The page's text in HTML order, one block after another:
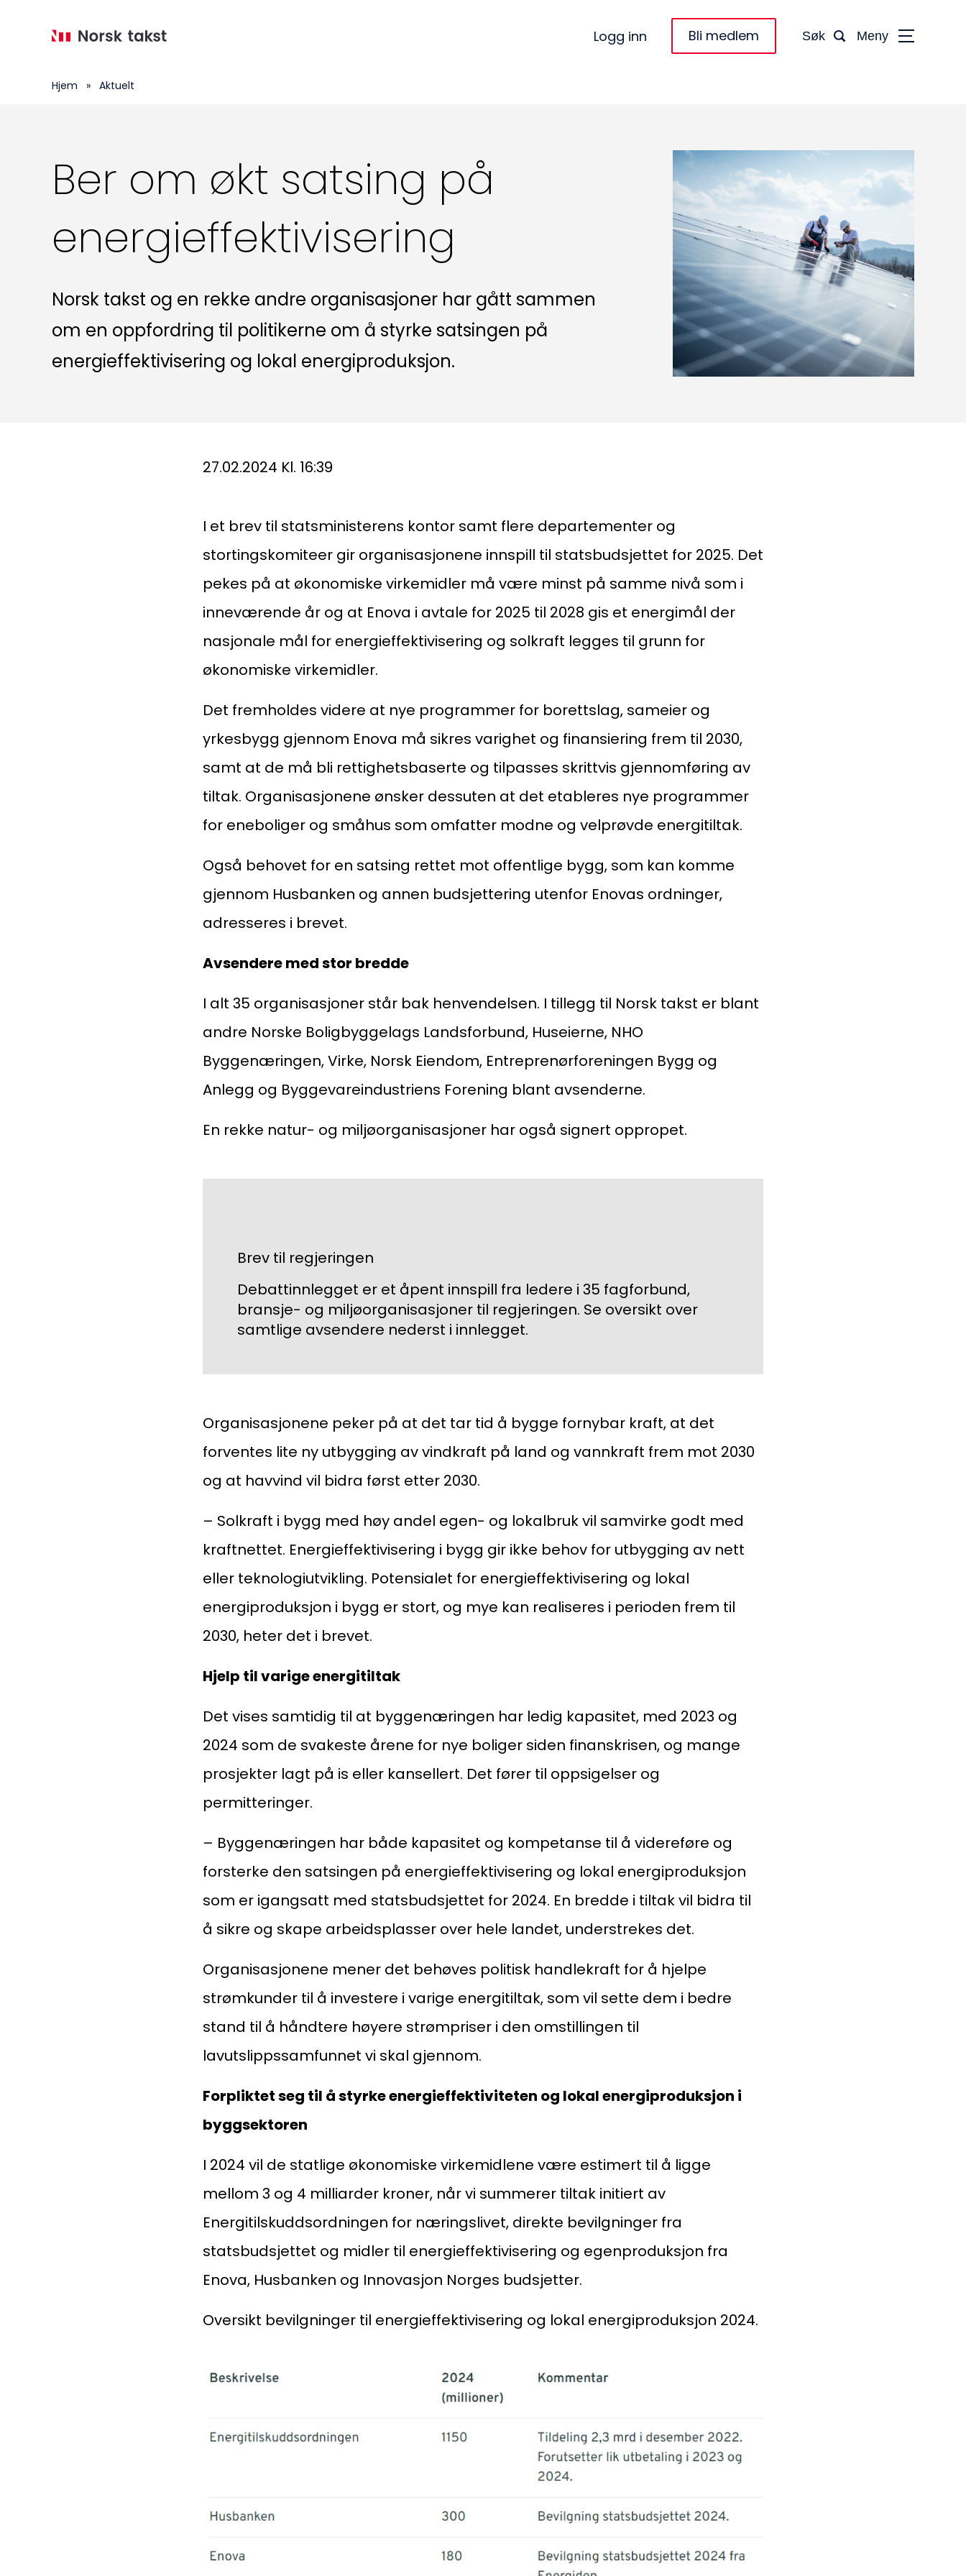
Logg inn Bli medlem Søk Meny
Medlemskap
Kurs og konferanser
Om Norsk takst
Bli medlem
Logg inn
Kontakt oss
adm@norsktakst.no
22 08 76 00
Besøksadresse:
Klingenberggt. 7A, 0161 Oslo
Organisasjonsnummer:
956 955 211
Hjem » Aktuelt
Ber om økt satsing på
energieffektivisering
Norsk takst og en rekke andre organisasjoner har gått sammen
om en oppfordring til politikerne om å styrke satsingen på
energieffektivisering og lokal energiproduksjon.
27.02.2024 Kl. 16:39
I et brev til statsministerens kontor samt flere departementer og
stortingskomiteer gir organisasjonene innspill til statsbudsjettet for 2025. Det
pekes på at økonomiske virkemidler må være minst på samme nivå som i
inneværende år og at Enova i avtale for 2025 til 2028 gis et energimål der
nasjonale mål for energieffektivisering og solkraft legges til grunn for
økonomiske virkemidler.
Det fremholdes videre at nye programmer for borettslag, sameier og
yrkesbygg gjennom Enova må sikres varighet og finansiering frem til 2030,
samt at de må bli rettighetsbaserte og tilpasses skrittvis gjennomføring av
tiltak. Organisasjonene ønsker dessuten at det etableres nye programmer
for eneboliger og småhus som omfatter modne og velprøvde energitiltak.
Også behovet for en satsing rettet mot offentlige bygg, som kan komme
gjennom Husbanken og annen budsjettering utenfor Enovas ordninger,
adresseres i brevet.
Avsendere med stor bredde
I alt 35 organisasjoner står bak henvendelsen. I tillegg til Norsk takst er blant
andre Norske Boligbyggelags Landsforbund, Huseierne, NHO
Byggenæringen, Virke, Norsk Eiendom, Entreprenørforeningen Bygg og
Anlegg og Byggevareindustriens Forening blant avsenderne.
En rekke natur- og miljøorganisasjoner har også signert oppropet.
Brev til regjeringen
Debattinnlegget er et åpent innspill fra ledere i 35 fagforbund,
bransje- og miljøorganisasjoner til regjeringen. Se oversikt over
samtlige avsendere nederst i innlegget.
Organisasjonene peker på at det tar tid å bygge fornybar kraft, at det
forventes lite ny utbygging av vindkraft på land og vannkraft frem mot 2030
og at havvind vil bidra først etter 2030.
– Solkraft i bygg med høy andel egen- og lokalbruk vil samvirke godt med
kraftnettet. Energieffektivisering i bygg gir ikke behov for utbygging av nett
eller teknologiutvikling. Potensialet for energieffektivisering og lokal
energiproduksjon i bygg er stort, og mye kan realiseres i perioden frem til
2030, heter det i brevet.
Hjelp til varige energitiltak
Det vises samtidig til at byggenæringen har ledig kapasitet, med 2023 og
2024 som de svakeste årene for nye boliger siden finanskrisen, og mange
prosjekter lagt på is eller kansellert. Det fører til oppsigelser og
permitteringer.
– Byggenæringen har både kapasitet og kompetanse til å videreføre og
forsterke den satsingen på energieffektivisering og lokal energiproduksjon
som er igangsatt med statsbudsjettet for 2024. En bredde i tiltak vil bidra til
å sikre og skape arbeidsplasser over hele landet, understrekes det.
Organisasjonene mener det behøves politisk handlekraft for å hjelpe
strømkunder til å investere i varige energitiltak, som vil sette dem i bedre
stand til å håndtere høyere strømpriser i den omstillingen til
lavutslippssamfunnet vi skal gjennom.
Forpliktet seg til å styrke energieffektiviteten og lokal energiproduksjon i
byggsektoren
I 2024 vil de statlige økonomiske virkemidlene være estimert til å ligge
mellom 3 og 4 milliarder kroner, når vi summerer tiltak initiert av
Energitilskuddsordningen for næringslivet, direkte bevilgninger fra
statsbudsjettet og midler til energieffektivisering og egenproduksjon fra
Enova, Husbanken og Innovasjon Norges budsjetter.
Oversikt bevilgninger til energieffektivisering og lokal energiproduksjon 2024.